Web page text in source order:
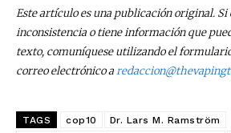
Este artículo es una publicación original.
inconsistencia o tiene información que
texto, comuníquese utilizando el
correo electrónico a
TAGS cop10
Dr. Lars M. Ramström